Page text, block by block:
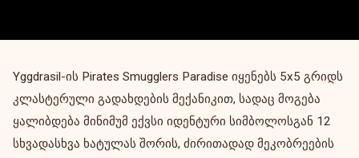
Yggdrasil-ის Pirates Smugglers Paradise იყენებს 5x5 გრიდს
კლასტერული გადახდების მექანიკით, სადაც მოგება
ყალიბდება მინიმუმ ექვსი იდენტური სიმბოლოსგან 12
სხვადასხვა ხატულას შორის, ძირითადად მეკობრეების